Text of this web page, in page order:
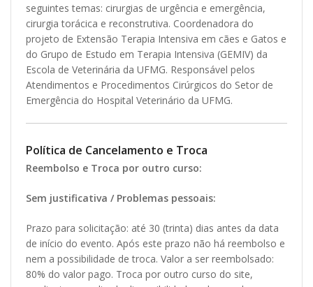
seguintes temas: cirurgias de urgência e emergência,
cirurgia torácica e reconstrutiva. Coordenadora do
projeto de Extensão Terapia Intensiva em cães e Gatos e
do Grupo de Estudo em Terapia Intensiva (GEMIV) da
Escola de Veterinária da UFMG. Responsável pelos
Atendimentos e Procedimentos Cirúrgicos do Setor de
Emergência do Hospital Veterinário da UFMG.
Política de Cancelamento e Troca
Reembolso e Troca por outro curso:
Sem justificativa / Problemas pessoais:
Prazo para solicitação: até 30 (trinta) dias antes da data
de início do evento. Após este prazo não há reembolso e
nem a possibilidade de troca. Valor a ser reembolsado:
80% do valor pago. Troca por outro curso do site,